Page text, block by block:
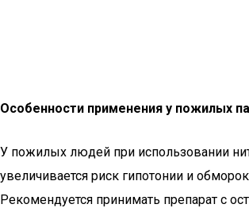
Особенности применения у пожилых
У пожилых людей при использовании
увеличивается риск гипотонии и
Рекомендуется принимать препарат с